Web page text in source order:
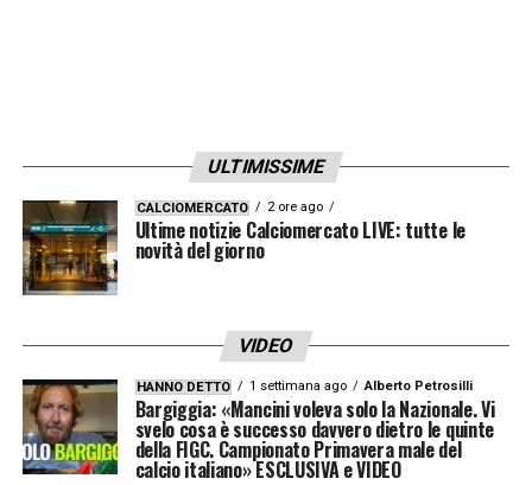
ULTIMISSIME
CALCIOMERCATO 2 ore ago
Ultime notizie Calciomercato LIVE: tutte le
novità del giorno
VIDEO
HANNO DETTO 1 settimana ago Alberto Petrosilli
Bargiggia: «Mancini voleva solo la Nazionale. Vi
svelo cosa è successo davvero dietro le quinte
della FIGC. Campionato Primavera male del
calcio italiano» ESCLUSIVA e VIDEO